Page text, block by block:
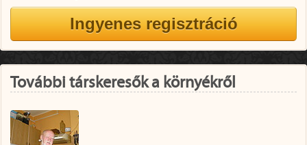
További társkeresők a környékről